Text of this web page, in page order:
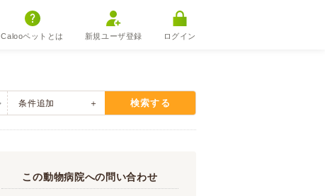
Calooペットとは 新規ユーザ登録 ログイン
条件追加 検索する
この動物病院への問い合わせ